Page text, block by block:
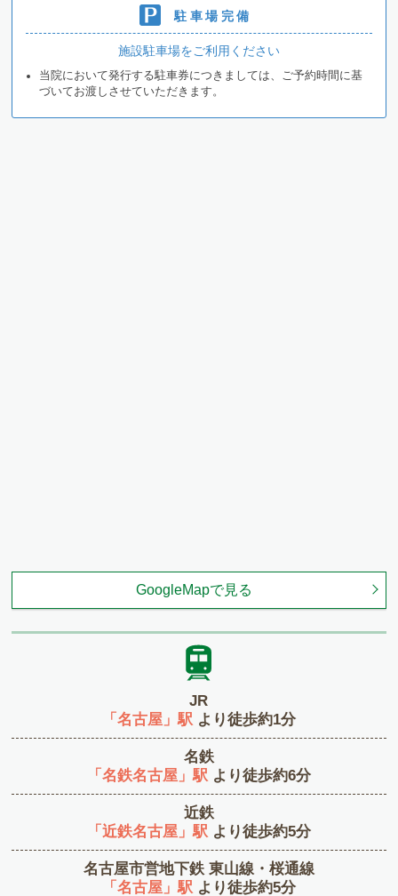
駐車場完備
施設駐車場をご利用ください
当院において発行する駐車券につきましては、ご予約時間に基
づいてお渡しさせていただきます。
GoogleMapで見る
JR
「名古屋」駅より徒歩約1分
名鉄
「名鉄名古屋」駅より徒歩約6分
近鉄
「近鉄名古屋」駅より徒歩約5分
名古屋市営地下鉄 東山線・桜通線
「名古屋」駅より徒歩約5分